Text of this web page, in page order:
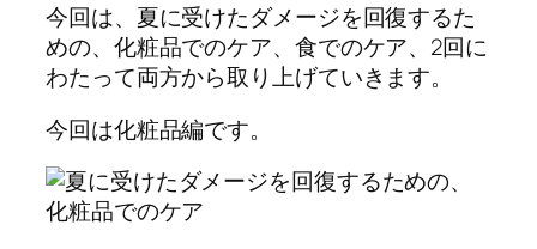
今回は、夏に受けたダメージを回復するた
めの、化粧品でのケア、食でのケア、2回に
わたって両方から取り上げていきます。
今回は化粧品編です。